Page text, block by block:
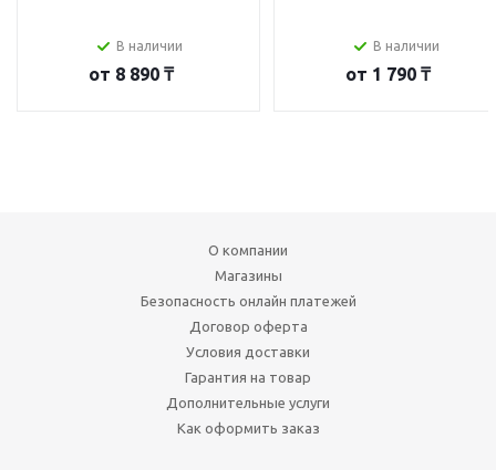
В наличии
от 8 890 ₸
В наличии
от 1 790 ₸
О компании
Магазины
Безопасность онлайн платежей
Договор оферта
Условия доставки
Гарантия на товар
Дополнительные услуги
Как оформить заказ